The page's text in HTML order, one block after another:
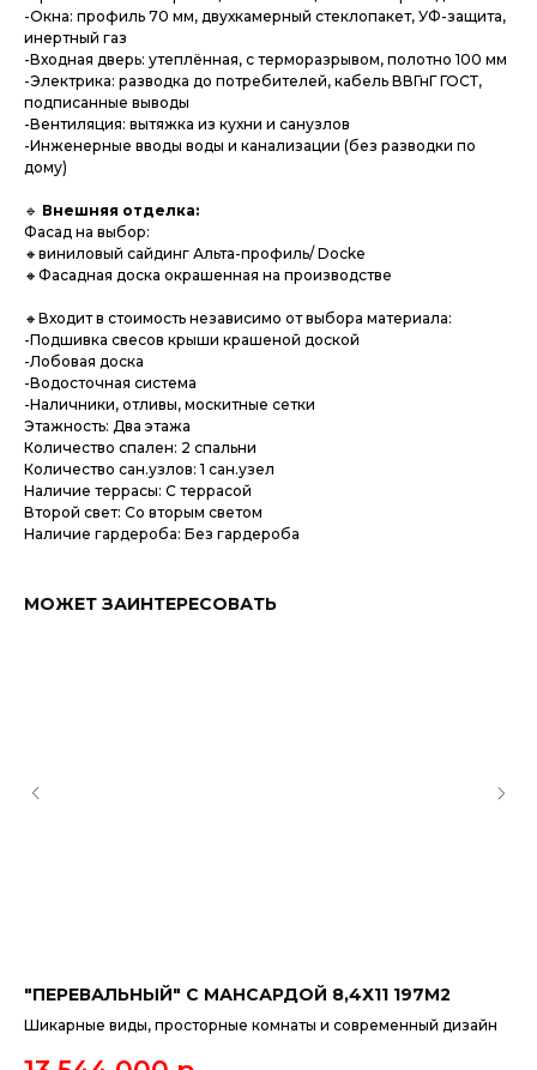
-Окна: профиль 70 мм, двухкамерный стеклопакет, УФ-защита,
инертный газ
-Входная дверь: утеплённая, с терморазрывом, полотно 100 мм
-Электрика: разводка до потребителей, кабель ВВГнГ ГОСТ,
подписанные выводы
-Вентиляция: вытяжка из кухни и санузлов
-Инженерные вводы воды и канализации (без разводки по
дому)
🔹 Внешняя отделка:
Фасад на выбор:
🔸виниловый сайдинг Альта-профиль/ Docke
🔸Фасадная доска окрашенная на производстве
🔸Входит в стоимость независимо от выбора материала:
-Подшивка свесов крыши крашеной доской
-Лобовая доска
-Водосточная система
-Наличники, отливы, москитные сетки
Этажность: Два этажа
Количество спален: 2 спальни
Количество сан.узлов: 1 сан.узел
Наличие террасы: С террасой
Второй свет: Со вторым светом
Наличие гардероба: Без гардероба
МОЖЕТ ЗАИНТЕРЕСОВАТЬ
"ПЕРЕВАЛЬНЫЙ" С МАНСАРДОЙ 8,4Х11 197М2
Шикарные виды, просторные комнаты и современный дизайн